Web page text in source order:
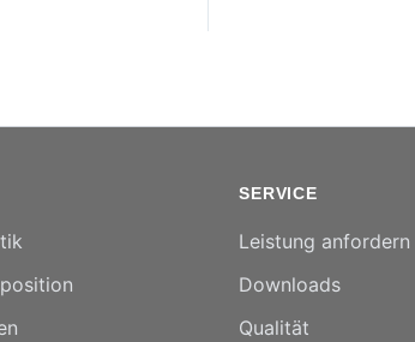
SERVICE
Leistung anfordern
Downloads
Qualität